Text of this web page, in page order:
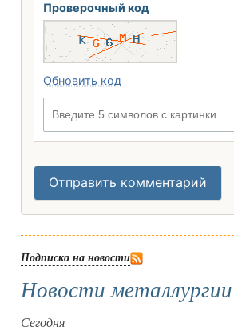
Проверочный код
Обновить код
Отправить комментарий
Подписка на новости
Новости металлургии
Сегодня